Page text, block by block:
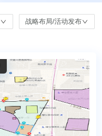
战略布局/活动发布